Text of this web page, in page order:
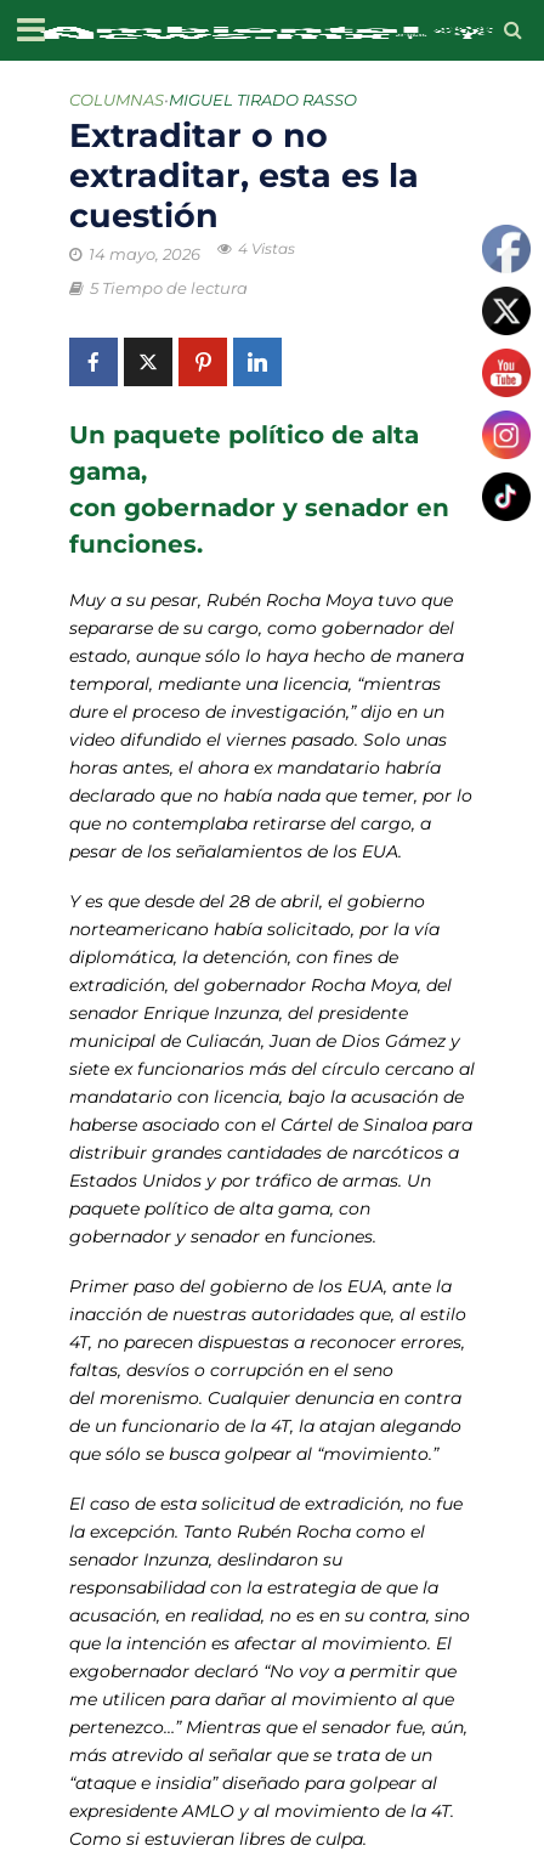
COLUMNAS•MIGUEL TIRADO RASSO
Extraditar o no
extraditar, esta es la
cuestión
14 mayo, 2026 4 Vistas
5 Tiempo de lectura
Un paquete político de alta
gama,
con gobernador y senador en
funciones.
Muy a su pesar, Rubén Rocha Moya tuvo que
separarse de su cargo, como gobernador del
estado, aunque sólo lo haya hecho de manera
temporal, mediante una licencia, “mientras
dure el proceso de investigación,” dijo en un
video difundido el viernes pasado. Solo unas
horas antes, el ahora ex mandatario habría
declarado que no había nada que temer, por lo
que no contemplaba retirarse del cargo, a
pesar de los señalamientos de los EUA.
Y es que desde del 28 de abril, el gobierno
norteamericano había solicitado, por la vía
diplomática, la detención, con fines de
extradición, del gobernador Rocha Moya, del
senador Enrique Inzunza, del presidente
municipal de Culiacán, Juan de Dios Gámez y
siete ex funcionarios más del círculo cercano al
mandatario con licencia, bajo la acusación de
haberse asociado con el Cártel de Sinaloa para
distribuir grandes cantidades de narcóticos a
Estados Unidos y por tráfico de armas. Un
paquete político de alta gama, con
gobernador y senador en funciones.
Primer paso del gobierno de los EUA, ante la
inacción de nuestras autoridades que, al estilo
4T, no parecen dispuestas a reconocer errores,
faltas, desvíos o corrupción en el seno
del morenismo. Cualquier denuncia en contra
de un funcionario de la 4T, la atajan alegando
que sólo se busca golpear al “movimiento.”
El caso de esta solicitud de extradición, no fue
la excepción. Tanto Rubén Rocha como el
senador Inzunza, deslindaron su
responsabilidad con la estrategia de que la
acusación, en realidad, no es en su contra, sino
que la intención es afectar al movimiento. El
exgobernador declaró “No voy a permitir que
me utilicen para dañar al movimiento al que
pertenezco…” Mientras que el senador fue, aún,
más atrevido al señalar que se trata de un
“ataque e insidia” diseñado para golpear al
expresidente AMLO y al movimiento de la 4T.
Como si estuvieran libres de culpa.